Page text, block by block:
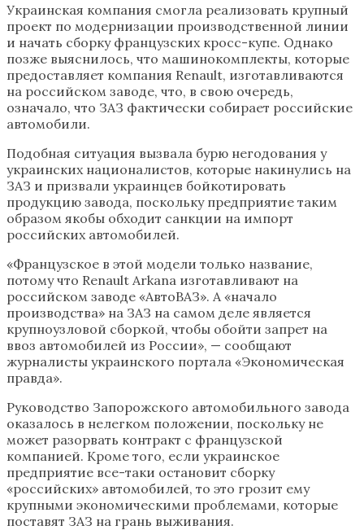
Украинская компания смогла реализовать крупный
проект по модернизации производственной линии
и начать сборку французских кросс-купе. Однако
позже выяснилось, что машинокомплекты, которые
предоставляет компания Renault, изготавливаются
на российском заводе, что, в свою очередь,
означало, что ЗАЗ фактически собирает российские
автомобили.
Подобная ситуация вызвала бурю негодования у
украинских националистов, которые накинулись на
ЗАЗ и призвали украинцев бойкотировать
продукцию завода, поскольку предприятие таким
образом якобы обходит санкции на импорт
российских автомобилей.
«Французское в этой модели только название,
потому что Renault Arkana изготавливают на
российском заводе «АвтоВАЗ». А «начало
производства» на ЗАЗ на самом деле является
крупноузловой сборкой, чтобы обойти запрет на
ввоз автомобилей из России», — сообщают
журналисты украинского портала «Экономическая
правда».
Руководство Запорожского автомобильного завода
оказалось в нелегком положении, поскольку не
может разорвать контракт с французской
компанией. Кроме того, если украинское
предприятие все-таки остановит сборку
«российских» автомобилей, то это грозит ему
крупными экономическими проблемами, которые
поставят ЗАЗ на грань выживания.